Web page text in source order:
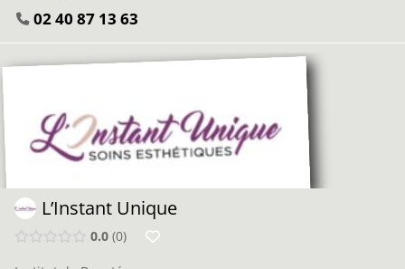
02 40 87 13 63
L’Instant Unique
0.0 0